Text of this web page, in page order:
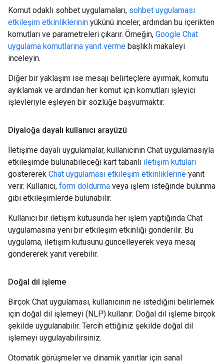
Komut odaklı sohbet uygulamaları, sohbet uygulaması
etkileşim etkinliklerinin yükünü inceler, ardından bu içerikten
komutları ve parametreleri çıkarır. Örneğin, Google Chat
uygulama komutlarına yanıt verme başlıklı makaleyi
inceleyin.
Diğer bir yaklaşım ise mesajı belirteçlere ayırmak, komutu
ayıklamak ve ardından her komut için komutları işleyici
işlevleriyle eşleyen bir sözlüğe başvurmaktır.
Diyaloğa dayalı kullanıcı arayüzü
İletişime dayalı uygulamalar, kullanıcının Chat uygulamasıyla
etkileşimde bulunabileceği kart tabanlı iletişim kutuları
göstererek Chat uygulaması etkileşim etkinliklerine yanıt
verir. Kullanıcı, form doldurma veya işlem isteğinde bulunma
gibi etkileşimlerde bulunabilir.
Kullanıcı bir iletişim kutusunda her işlem yaptığında Chat
uygulamasına yeni bir etkileşim etkinliği gönderilir. Bu
uygulama, iletişim kutusunu güncelleyerek veya mesaj
göndererek yanıt verebilir.
Doğal dil işleme
Birçok Chat uygulaması, kullanıcının ne istediğini belirlemek
için doğal dil işlemeyi (NLP) kullanır. Doğal dil işleme birçok
şekilde uygulanabilir. Tercih ettiğiniz şekilde doğal dil
işlemeyi uygulayabilirsiniz.
Otomatik görüşmeler ve dinamik yanıtlar için sanal